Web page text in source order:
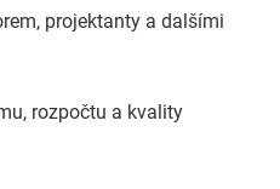
projektanty a dalšími
rozpočtu a kvality